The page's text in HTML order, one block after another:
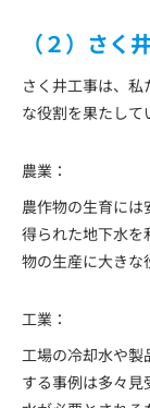
（２）さく
さく井工事は、
な役割を果たして
農業：
農作物の生育には
得られた地下水を
物の生産に大きな
工業：
工場の冷却水や製
する事例は多々見